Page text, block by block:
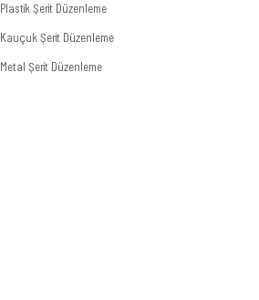
Plastik Şerit Düzenleme
Kauçuk Şerit Düzenleme
Metal Şerit Düzenleme